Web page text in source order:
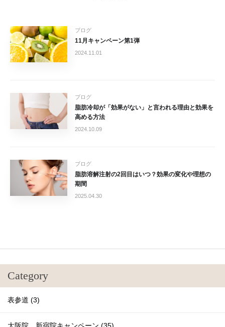
ブログ
11月キャンペーン第1弾
2024.11.01
ブログ
脂肪冷却が「効果がない」と言われる理由と効果を
高める方法
2024.10.09
ブログ
脂肪溶解注射の2回目はいつ？効果の変化や理想の
期間
2025.04.30
Category
表参道 (3)